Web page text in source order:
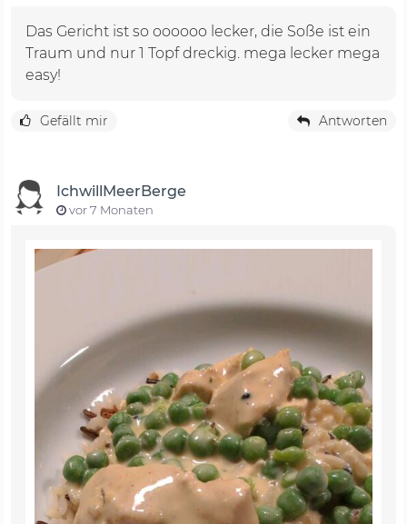
Das Gericht ist so oooooo lecker, die Soße ist ein
Traum und nur 1 Topf dreckig. mega lecker mega
easy!
Gefällt mir Antworten
IchwillMeerBerge
vor 7 Monaten